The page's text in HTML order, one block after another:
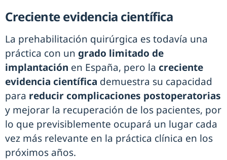
Creciente evidencia científica
La prehabilitación quirúrgica es todavía una
práctica con un grado limitado de
implantación en España, pero la creciente
evidencia científica demuestra su capacidad
para reducir complicaciones postoperatorias
y mejorar la recuperación de los pacientes, por
lo que previsiblemente ocupará un lugar cada
vez más relevante en la práctica clínica en los
próximos años.